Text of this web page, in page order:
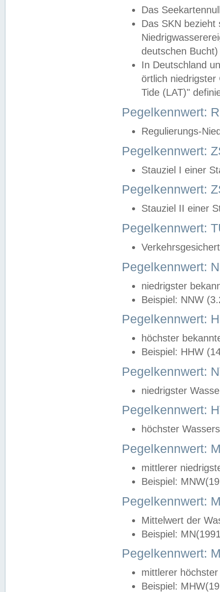
Das
Das SKN
deutschen
In Deutschland
örtlich
Tide (LAT)"
Pegelkennwert:
Regulierungs-
Pegelkennwert:
Stauziel I einer
Pegelkennwert:
Stauziel II einer
Pegelkennwert:
Pegelkennwert:
niedrigster
Beispiel: NNW
Pegelkennwert:
höchster
Beispiel: HHW
Pegelkennwert:
niedrigster
Pegelkennwert:
höchster
Pegelkennwert:
mittlerer
Beispiel:
Pegelkennwert:
Mittelwert der
Beispiel:
Pegelkennwert:
mittlerer
Beispiel: